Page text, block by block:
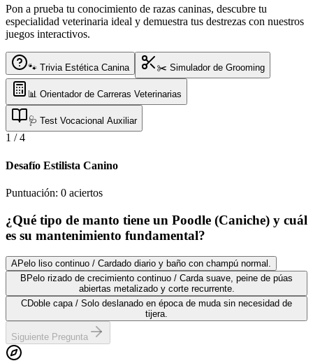
Pon a prueba tu conocimiento de razas caninas, descubre tu
especialidad veterinaria ideal y demuestra tus destrezas con nuestros
juegos interactivos.
🐾 Trivia Estética Canina ✂️ Simulador de Grooming
📊 Orientador de Carreras Veterinarias
🩺 Test Vocacional Auxiliar
1 /4
Desafío Estilista Canino
Puntuación: 0 aciertos
¿Qué tipo de manto tiene un Poodle (Caniche) y cuál
es su mantenimiento fundamental?
APelo liso continuo / Cardado diario y baño con champú normal.
B Pelo rizado de crecimiento continuo / Carda suave, peine de púas
abiertas metalizado y corte recurrente.
CDoble capa / Solo deslanado en época de muda sin necesidad de
tijera.
Siguiente Pregunta